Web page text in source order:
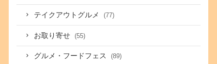
テイクアウトグルメ (77)
お取り寄せ (55)
グルメ・フードフェス (89)